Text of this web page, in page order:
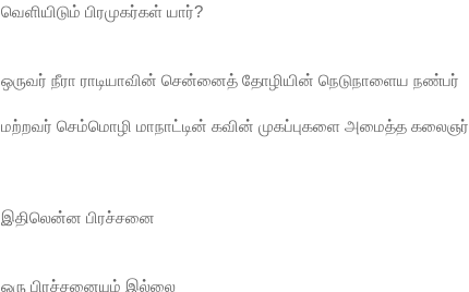
வெளியிடும் பிரமுகர்கள் யார்?
ஒருவர் நீரா ராடியாவின் சென்னைத் தோழியின் நெடுநாளைய நண்பர்
மற்றவர் செம்மொழி மாநாட்டின் கவின் முகப்புகளை அமைத்த கலைஞர்
இதிலென்ன பிரச்சனை
ஒரு பிரச்சனையும் இல்லை